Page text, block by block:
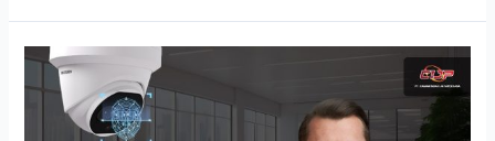
Inovasi
Smart
CCTV